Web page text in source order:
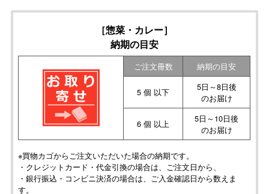
［惣菜・カレー］
納期の目安
ご注文冊数 納期の目安
5 個 以下
5日～8日後
のお届け
6 個 以上
5日～10日後
のお届け
※買物カゴからご注文いただいた場合の納期です。
・クレジットカード・代金引換の場合は、ご注文日から、
・銀行振込・コンビニ決済の場合は、ご入金確認日から数えま
す。